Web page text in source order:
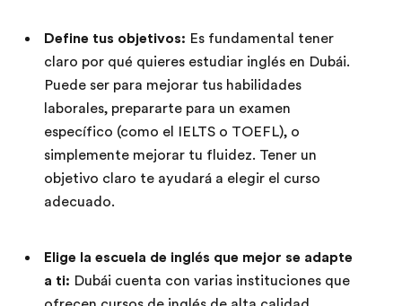
Define tus objetivos: Es fundamental tener
claro por qué quieres estudiar inglés en Dubái.
Puede ser para mejorar tus habilidades
laborales, prepararte para un examen
específico (como el IELTS o TOEFL), o
simplemente mejorar tu fluidez. Tener un
objetivo claro te ayudará a elegir el curso
adecuado.
Elige la escuela de inglés que mejor se adapte
a ti: Dubái cuenta con varias instituciones que